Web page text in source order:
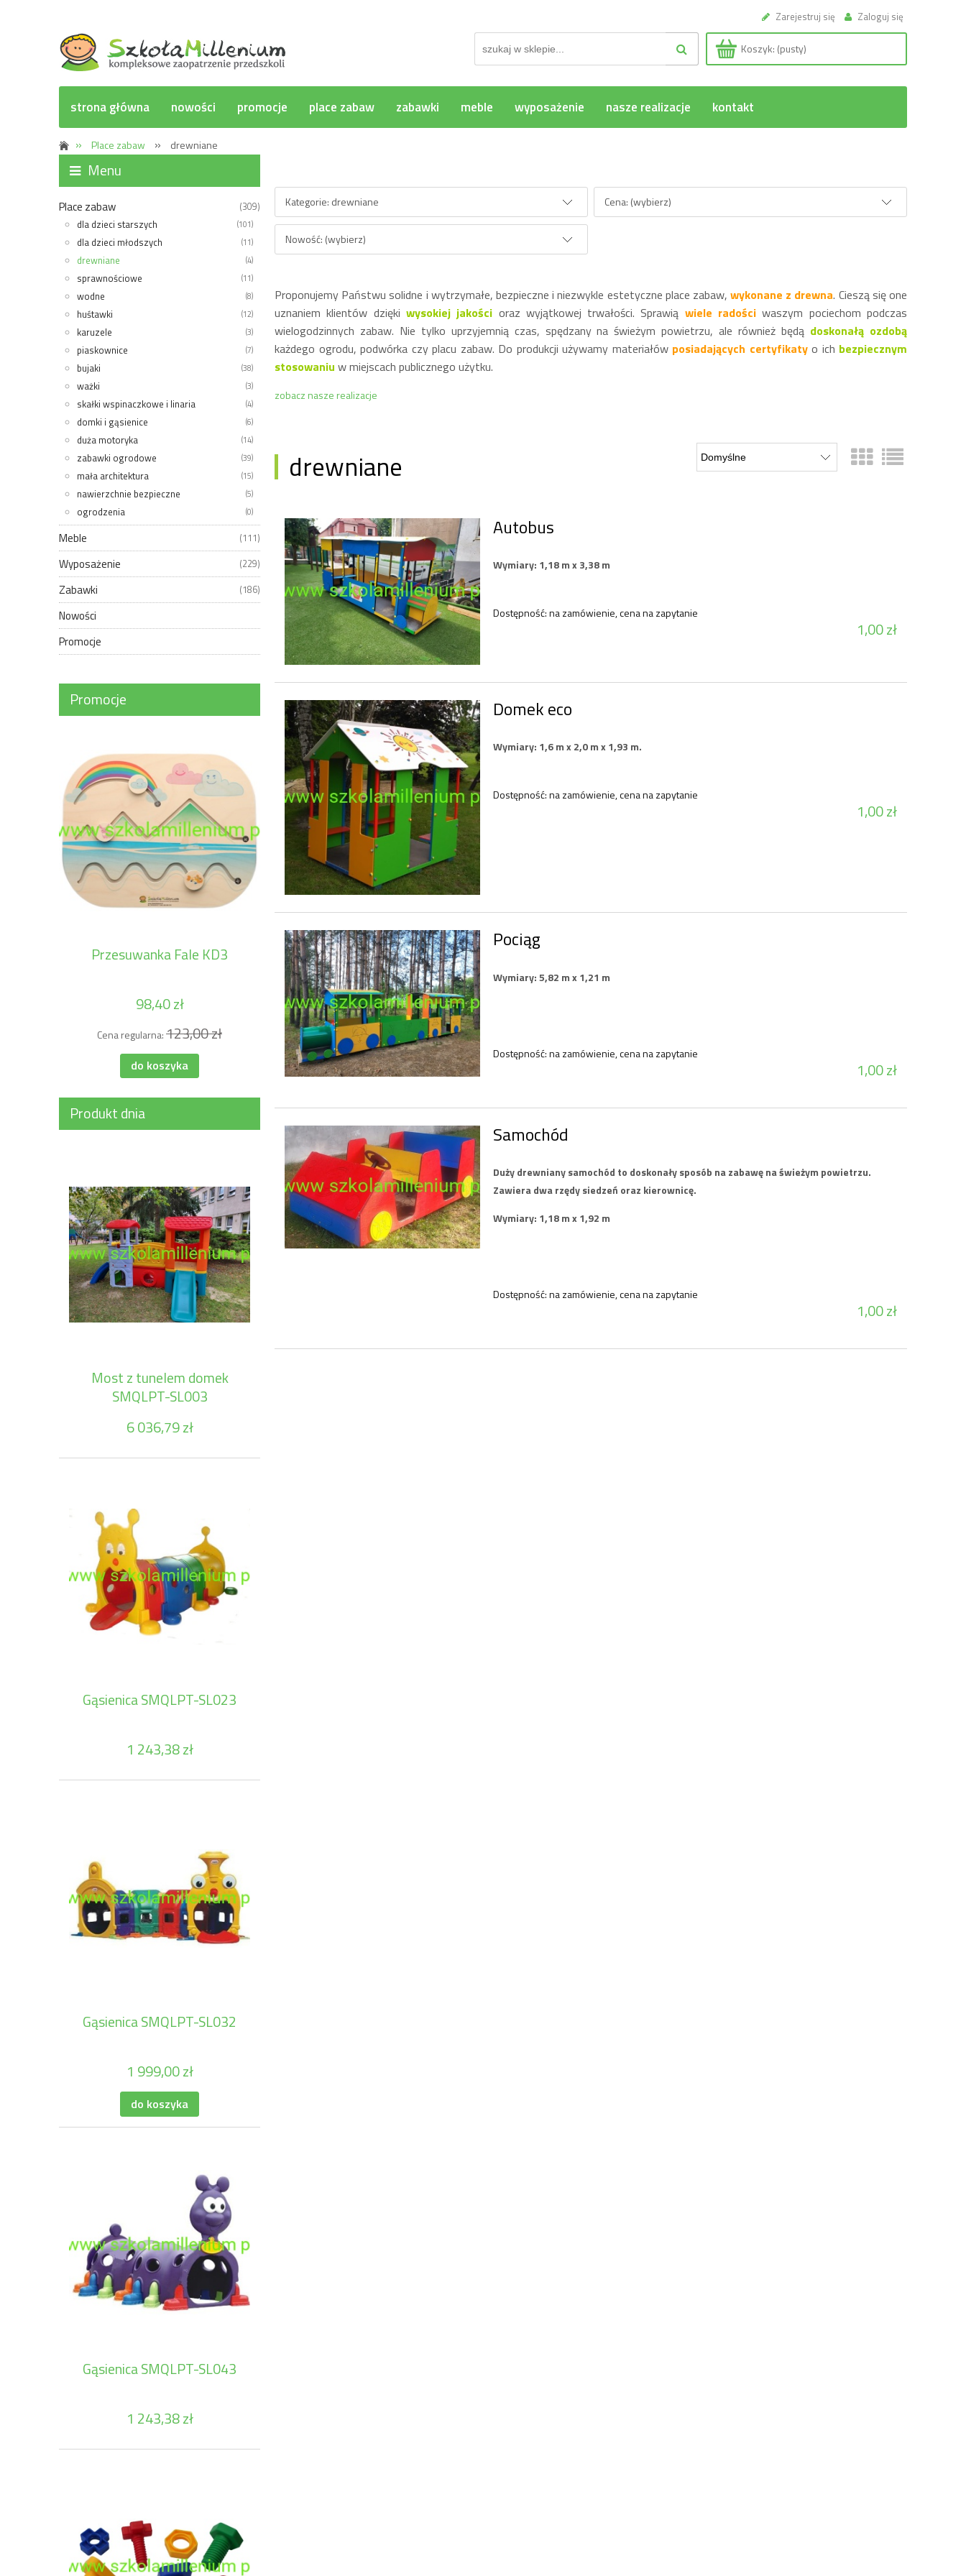
Zarejestruj się Zaloguj się
Koszyk: (pusty)
strona główna nowości promocje place zabaw zabawki meble wyposażenie nasze realizacje
kontakt
»
Place zabaw » drewniane
Menu
Place zabaw (309)
dla dzieci starszych (101)
dla dzieci młodszych (11)
drewniane (4)
sprawnościowe (11)
wodne (8)
huśtawki (12)
karuzele (3)
piaskownice (7)
bujaki (38)
ważki (3)
skałki wspinaczkowe i linaria (4)
domki i gąsienice (6)
duża motoryka (14)
zabawki ogrodowe (39)
mała architektura (15)
nawierzchnie bezpieczne (5)
ogrodzenia (0)
Meble (111)
Wyposażenie (229)
Zabawki (186)
Nowości
Promocje
Promocje
Przesuwanka Fale KD3
98,40 zł
Cena regularna:123,00 zł
do koszyka
Układanka Gąsienice KD16
98,40 zł
Cena regularna:123,00 zł
do koszyka
Przesuwanka Kwiaty w Ogrodzie
NK11
Produkt dnia
Most z tunelem domek
SMQLPT-SL003
6 036,79 zł
Gąsienica SMQLPT-SL023
1 243,38 zł
Gąsienica SMQLPT-SL032
1 999,00 zł
do koszyka
Gąsienica SMQLPT-SL043
1 243,38 zł
Kategorie: drewniane Cena: (wybierz)
Nowość: (wybierz)
Proponujemy Państwu solidne i wytrzymałe, bezpieczne i niezwykle estetyczne place zabaw,wykonane z drewna. Cieszą się one
uznaniem klientów dzięki wysokiej jakości oraz wyjątkowej trwałości. Sprawią wiele radości waszym pociechom podczas
wielogodzinnych zabaw. Nie tylko uprzyjemnią czas, spędzany na świeżym powietrzu, ale również będą doskonałą ozdobą
każdego ogrodu, podwórka czy placu zabaw. Do produkcji używamy materiałówposiadających certyfikatyo ich bezpiecznym
stosowaniu w miejscach publicznego użytku.
zobacz nasze realizacje
drewniane
Autobus
Wymiary: 1,18 m x 3,38 m
Dostępność:na zamówienie, cena na zapytanie
1,00 zł
Domek eco
Wymiary: 1,6 m x 2,0 m x 1,93 m.
Dostępność:na zamówienie, cena na zapytanie
1,00 zł
Pociąg
Wymiary: 5,82 m x 1,21 m
Dostępność:na zamówienie, cena na zapytanie
1,00 zł
Samochód
Duży drewniany samochód to doskonały sposób na zabawę na świeżym powietrzu.
Zawiera dwa rzędy siedzeń oraz kierownicę.
Wymiary: 1,18 m x 1,92 m
Dostępność:na zamówienie, cena na zapytanie
1,00 zł